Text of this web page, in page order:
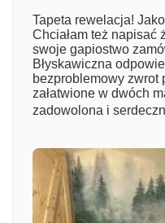
Numer zamówienia
Imię
Tapeta rewelacja!
Chciałam też napisać
swoje gapiostwo
Błyskawiczna
bezproblemowy zwrot
załatwione w dwóch
zadowolona i